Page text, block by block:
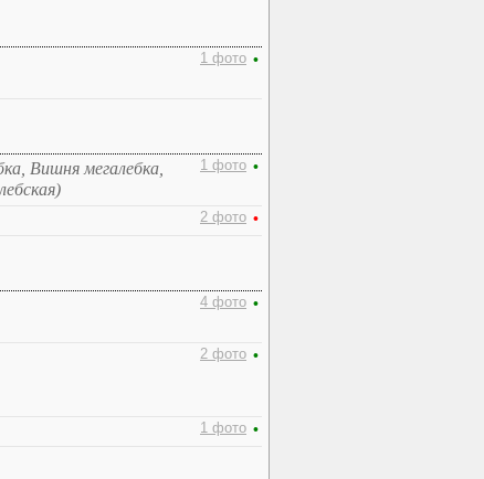
1 фото •
Вишня мегалебка,
1 фото •
2 фото •
4 фото •
2 фото •
1 фото •